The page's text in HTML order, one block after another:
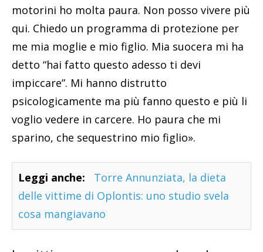
motorini ho molta paura. Non posso vivere più
qui. Chiedo un programma di protezione per
me mia moglie e mio figlio. Mia suocera mi ha
detto “hai fatto questo adesso ti devi
impiccare”. Mi hanno distrutto
psicologicamente ma più fanno questo e più li
voglio vedere in carcere. Ho paura che mi
sparino, che sequestrino mio figlio».
Leggi anche:
Torre Annunziata, la dieta
delle vittime di Oplontis: uno studio svela
cosa mangiavano